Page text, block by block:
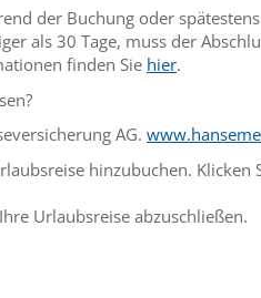
der Buchung oder
als 30 Tage, muss der
finden Sie hier.
AG.
hinzubuchen. Klicken
Urlaubsreise abzuschließen.